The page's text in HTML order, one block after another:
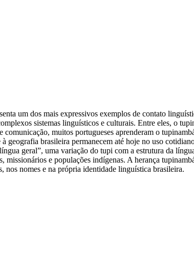
um dos mais expressivos exemplos de contato
sistemas linguísticos e culturais. Entre eles, o
comunicação, muitos portugueses aprenderam o
geografia brasileira permanecem até hoje no uso
geral”, uma variação do tupi com a estrutura da
missionários e populações indígenas. A herança
nos nomes e na própria identidade linguística brasileira.